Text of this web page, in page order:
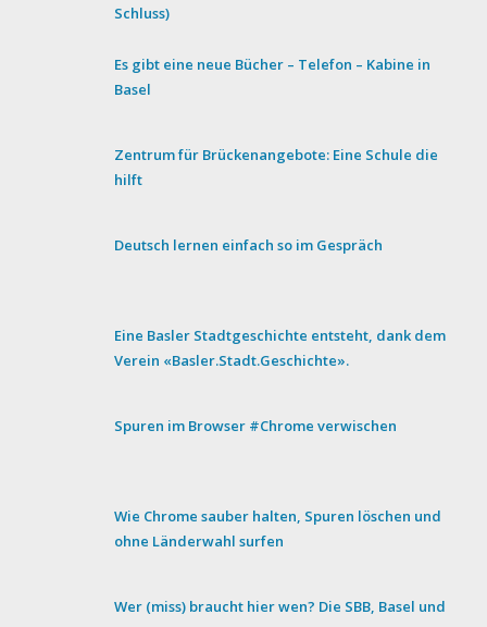
Schluss)
Es gibt eine neue Bücher – Telefon – Kabine in
Basel
Zentrum für Brückenangebote: Eine Schule die
hilft
Deutsch lernen einfach so im Gespräch
Eine Basler Stadtgeschichte entsteht, dank dem
Verein «Basler.Stadt.Geschichte».
Spuren im Browser #Chrome verwischen
Wie Chrome sauber halten, Spuren löschen und
ohne Länderwahl surfen
Wer (miss) braucht hier wen? Die SBB, Basel und